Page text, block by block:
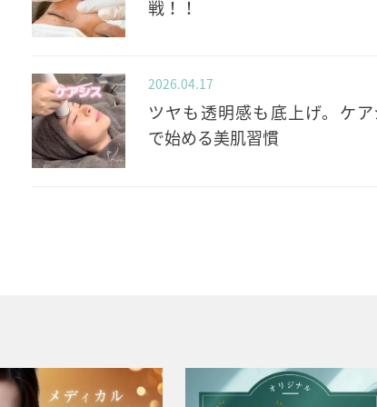
戦！！
2026.04.17
ツヤも透明感も底上げ。ケ
で始める美肌習慣